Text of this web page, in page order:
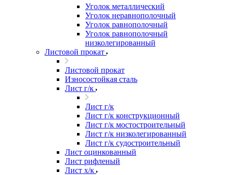
Уголок металлический
Уголок неравнополочный
Уголок равнополочный
Уголок равнополочный
низколегированный
Листовой прокат
Листовой прокат
Износостойкая сталь
Лист г/к
Лист г/к
Лист г/к конструкционный
Лист г/к мостостроительный
Лист г/к низколегированный
Лист г/к судостроительный
Лист оцинкованный
Лист рифленый
Лист х/к